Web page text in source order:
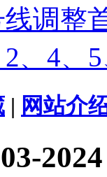
调整
、4、
| 网站介